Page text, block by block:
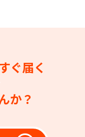
ぐ届く
か？